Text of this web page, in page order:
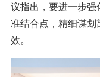
议指出，要进一步
准结合点，精细谋划
效。